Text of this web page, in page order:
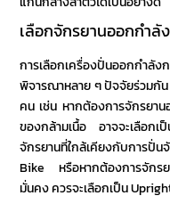
เลือกจักรยานออกกำลั
การเลือกเครื่องปั่นออกกำลัง
พิจารณาหลาย ๆ ปัจจัยร่วมกัน
คน เช่น หากต้องการจักรยาน
ของกล้ามเนื้อ อาจจะเลือ
จักรยานที่ใกล้เคียงกับการปั่
Bike หรือหากต้องการจักร
มั่นคง ควรจะเลือกเป็น